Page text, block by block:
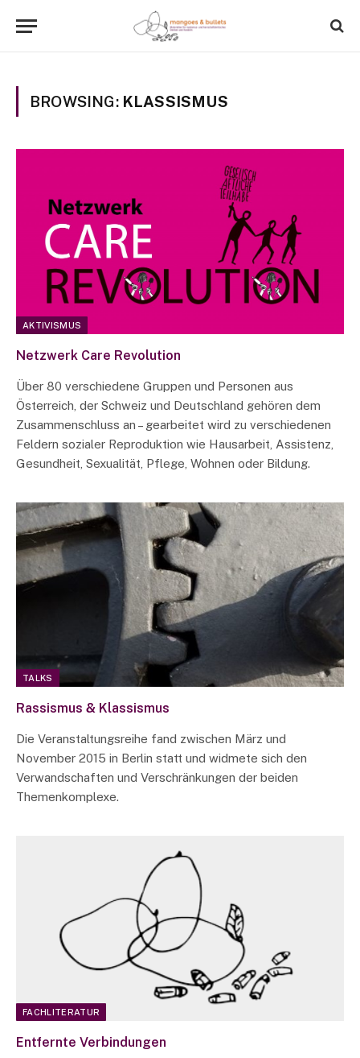
BROWSING: KLASSISMUS
AKTIVISMUS
Netzwerk Care Revolution
Über 80 verschiedene Gruppen und Personen aus
Österreich, der Schweiz und Deutschland gehören dem
Zusammenschluss an – gearbeitet wird zu verschiedenen
Feldern sozialer Reproduktion wie Hausarbeit, Assistenz,
Gesundheit, Sexualität, Pflege, Wohnen oder Bildung.
TALKS
Rassismus & Klassismus
Die Veranstaltungsreihe fand zwischen März und
November 2015 in Berlin statt und widmete sich den
Verwandschaften und Verschränkungen der beiden
Themenkomplexe.
FACHLITERATUR
Entfernte Verbindungen